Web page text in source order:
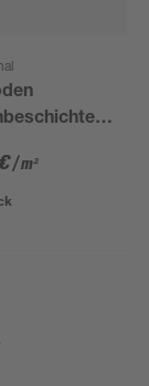
x 200 x 16
€/ m²